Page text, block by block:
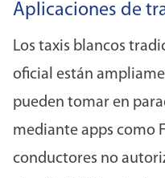
Aplicaciones de
Los taxis blancos
oficial están
pueden tomar en
mediante apps como
conductores no